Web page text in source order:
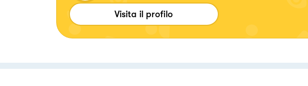
Visita il profilo